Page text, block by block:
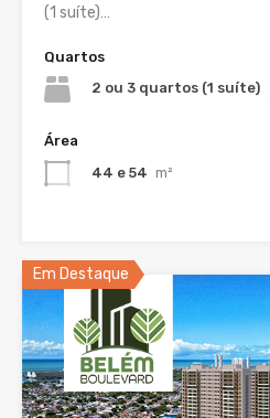
(1 suíte)…
Quartos
2 ou 3 quartos (1 suíte)
Área
44 e 54 m²
Em Destaque